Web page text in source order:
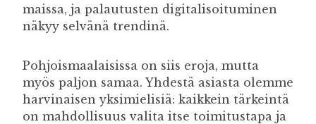
maissa, ja palautusten digitalisoituminen
näkyy selvänä trendinä.
Pohjoismaalaisissa on siis eroja, mutta
myös paljon samaa. Yhdestä asiasta olemme
harvinaisen yksimielisiä: kaikkein tärkeintä
on mahdollisuus valita itse toimitustapa ja